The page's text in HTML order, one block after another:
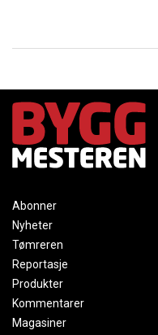
Abonner
Nyheter
Tømreren
Reportasje
Produkter
Kommentarer
Magasiner